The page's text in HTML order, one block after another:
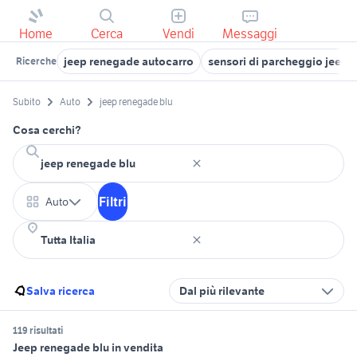
Home Cerca Vendi Messaggi
Ricerche jeep renegade autocarro sensori di parcheggio jeep
Subito Auto jeep renegade blu
Cosa cerchi?
Auto Filtri
Salva ricerca Dal più rilevante
119 risultati
Jeep renegade blu in vendita